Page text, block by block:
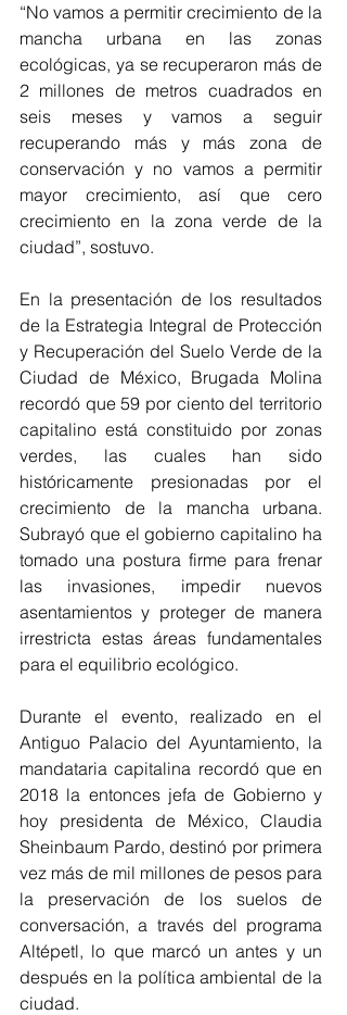
“No vamos a permitir crecimiento de la
mancha urbana en las zonas
ecológicas, ya se recuperaron más de
2 millones de metros cuadrados en
seis meses y vamos a seguir
recuperando más y más zona de
conservación y no vamos a permitir
mayor crecimiento, así que cero
crecimiento en la zona verde de la
ciudad”, sostuvo.
En la presentación de los resultados
de la Estrategia Integral de Protección
y Recuperación del Suelo Verde de la
Ciudad de México, Brugada Molina
recordó que 59 por ciento del territorio
capitalino está constituido por zonas
verdes, las cuales han sido
históricamente presionadas por el
crecimiento de la mancha urbana.
Subrayó que el gobierno capitalino ha
tomado una postura firme para frenar
las invasiones, impedir nuevos
asentamientos y proteger de manera
irrestricta estas áreas fundamentales
para el equilibrio ecológico.
Durante el evento, realizado en el
Antiguo Palacio del Ayuntamiento, la
mandataria capitalina recordó que en
2018 la entonces jefa de Gobierno y
hoy presidenta de México, Claudia
Sheinbaum Pardo, destinó por primera
vez más de mil millones de pesos para
la preservación de los suelos de
conversación, a través del programa
Altépetl, lo que marcó un antes y un
después en la política ambiental de la
ciudad.